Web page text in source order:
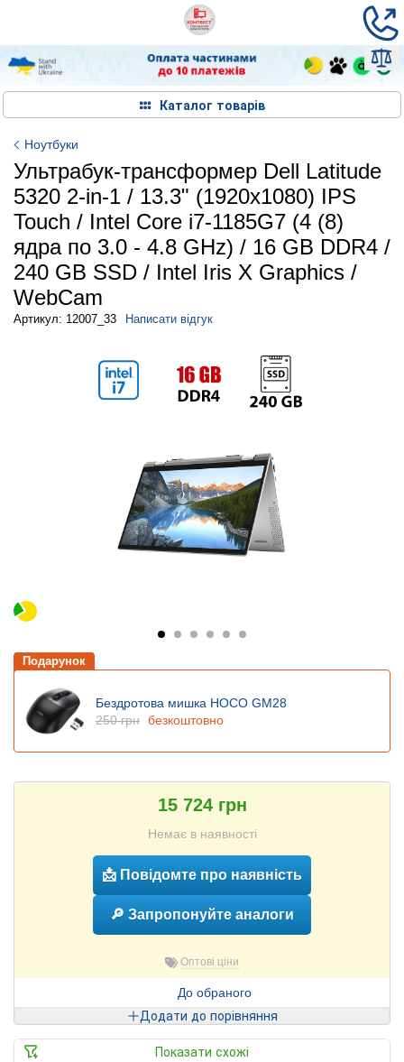
Каталог товарів
Ноутбуки
Ультрабук-трансформер Dell Latitude
5320 2-in-1 / 13.3" (1920x1080) IPS
Touch / Intel Core i7-1185G7 (4 (8)
ядра по 3.0 - 4.8 GHz) / 16 GB DDR4 /
240 GB SSD / Intel Iris X Graphics /
WebCam
Артикул: 12007_33 Написати відгук
Подарунок
Бездротова мишка HOCO GM28
250 грн безкоштовно
15 724 грн
Немає в наявності
📩 Повідомте про наявність
🔎 Запропонуйте аналоги
Оптові ціни
До обраного
Додати до порівняння
Показати схожі